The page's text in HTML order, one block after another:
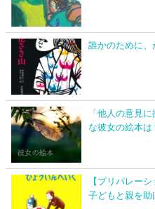
誰かのために、
「他人の意見
な彼女の絵本は
【プリパレー
子どもと親を助